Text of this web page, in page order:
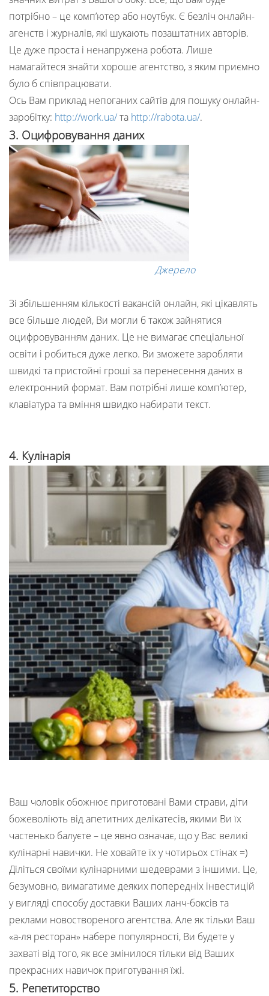
потрібно – це комп’ютер або ноутбук. Є безліч онлайн-
агенств і журналів, які шукають позаштатних авторів.
Це дуже проста і ненапружена робота. Лише
намагайтеся знайти хороше агентство, з яким приємно
було б співпрацювати.
Ось Вам приклад непоганих сайтів для пошуку онлайн-
заробітку: http://work.ua/та http://rabota.ua/.
3. Оцифровування даних
Джерело
Зі збільшенням кількості вакансій онлайн, які цікавлять
все більше людей, Ви могли б також зайнятися
оцифровуванням даних. Це не вимагає спеціальної
освіти і робиться дуже легко. Ви зможете заробляти
швидкі та пристойні гроші за перенесення даних в
електронний формат. Вам потрібні лише комп’ютер,
клавіатура та вміння швидко набирати текст.
4. Кулінарія
Ваш чоловік обожнює приготовані Вами страви, діти
божеволіють від апетитних делікатесів, якими Ви їх
частенько балуєте – це явно означає, що у Вас великі
кулінарні навички. Не ховайте їх у чотирьох стінах =)
Діліться своїми кулінарними шедеврами з іншими. Це,
безумовно, вимагатиме деяких попередніх інвестицій
у вигляді способу доставки Ваших ланч-боксів та
реклами новоствореного агентства. Але як тільки Ваш
«а-ля ресторан» набере популярності, Ви будете у
захваті від того, як все змінилося тільки від Ваших
прекрасних навичок приготування їжі.
5. Репетиторство